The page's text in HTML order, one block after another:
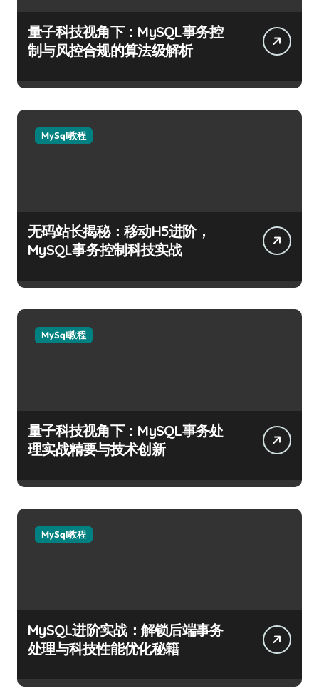
量子科技视角下：MySQL事务控
制与风控合规的算法级解析
MySql教程
无码站长揭秘：移动H5进阶，
MySQL事务控制科技实战
MySql教程
量子科技视角下：MySQL事务处
理实战精要与技术创新
MySql教程
MySQL进阶实战：解锁后端事务
处理与科技性能优化秘籍